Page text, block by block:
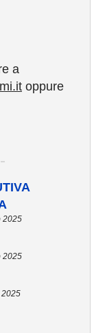
a
oppure
2025
2025
2025